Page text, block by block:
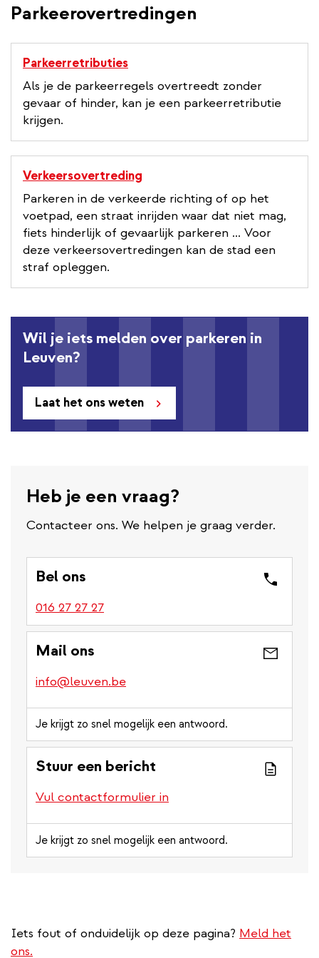
Parkeerovertredingen
Parkeerretributies
Als je de parkeerregels overtreedt zonder
gevaar of hinder, kan je een parkeerretributie
krijgen.
Verkeersovertreding
Parkeren in de verkeerde richting of op het
voetpad, een straat inrijden waar dat niet mag,
fiets hinderlijk of gevaarlijk parkeren ... Voor
deze verkeersovertredingen kan de stad een
straf opleggen.
Laat het ons weten
Wil je iets melden over parkeren in
Leuven?
Heb je een vraag?
Contacteer ons. We helpen je graag verder.
Bel ons
016 27 27 27
Mail ons
info@leuven.be
Je krijgt zo snel mogelijk een antwoord.
Stuur een bericht
Vul contactformulier in
Je krijgt zo snel mogelijk een antwoord.
Iets fout of onduidelijk op deze pagina? Meld het
ons.